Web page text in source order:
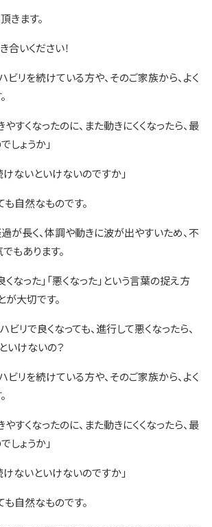
きます。
合いください！
ビリを続けている方や、そのご家族から、よく
やすくなったのに、また動きにくくなったら、最
しょうか」
けないといけないのですか」
も自然なものです。
が長く、体調や動きに波が出やすいため、不
もあります。
くなった」「悪くなった」という言葉の捉え方
が大切です。
ビリで良くなっても、進行して悪くなったら、
いけないの？
ビリを続けている方や、そのご家族から、よく
やすくなったのに、また動きにくくなったら、最
しょうか」
けないといけないのですか」
も自然なものです。